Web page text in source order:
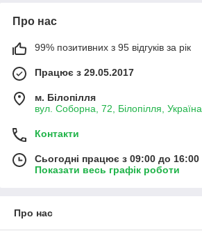
Про нас
99% позитивних з 95 відгуків за рік
Працює з 29.05.2017
м. Білопілля
вул. Соборна, 72, Білопілля, Україна
Контакти
Сьогодні працює з 09:00 до 16:00
Показати весь графік роботи
Про нас